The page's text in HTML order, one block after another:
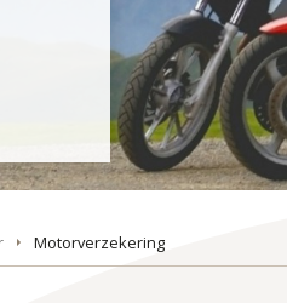
Motorverzekering